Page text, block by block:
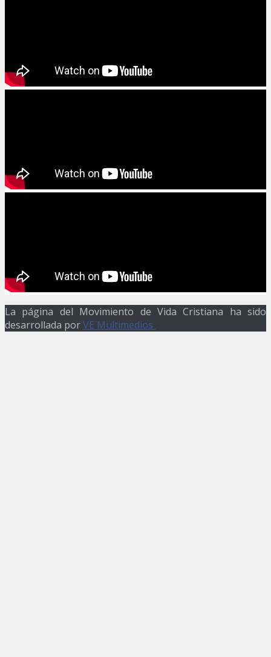
La página del Movimiento de Vida Cristiana ha sido
desarrollada porVE Multimedios